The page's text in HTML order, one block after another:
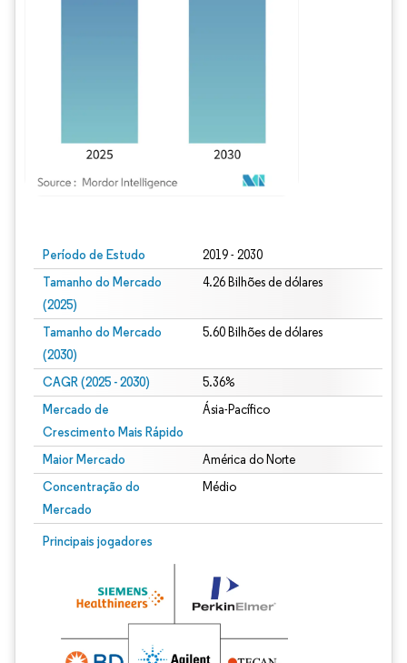
Período de Estudo 2019 - 2030
Tamanho do Mercado
(2025)
4.26 Bilhões de dólares
Tamanho do Mercado
(2030)
5.60 Bilhões de dólares
CAGR (2025 - 2030) 5.36%
Mercado de
Crescimento Mais Rápido
Ásia-Pacífico
Maior Mercado América do Norte
Concentração do
Mercado
Médio
Principais jogadores